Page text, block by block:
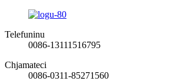
Telefuninu
0086-13111516795
Chjamateci
0086-0311-85271560